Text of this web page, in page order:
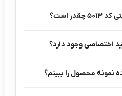
است؟
اختصاصی وجود دارد؟
محصول را ببینم؟